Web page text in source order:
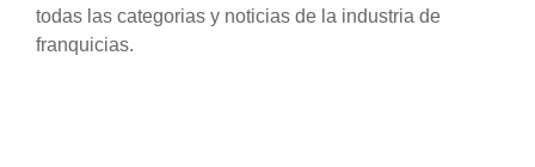
todas las categorias y noticias de la industria de
franquicias.